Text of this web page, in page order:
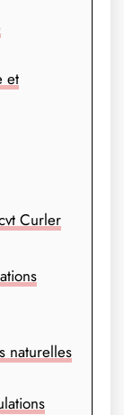
et
Curler
naturelles